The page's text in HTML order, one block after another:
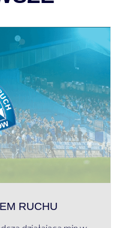
RUCHU